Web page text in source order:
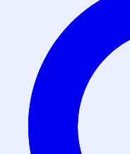
Хочу получить
Телеграм-бот
Почту